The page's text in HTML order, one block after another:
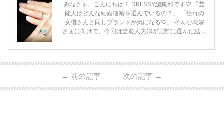
みなさま、こんにちは！ DRESSY編集部です♡ 「芸
能人はどんな結婚指輪を選んでいるの？」 「憧れの
女優さんと同じブランドが気になる♡」 そんな花嫁
さまに向けて、今回は芸能人夫婦が実際に選んだ結婚
ーウィンストンやカルティエ、ティファニーなど世界
日本で人気のブランドまで幅広くご紹介。 さらに、
・愛用している芸能人夫婦 ・リングの特徴や魅力 ・
← 前の記事 次の記事 →